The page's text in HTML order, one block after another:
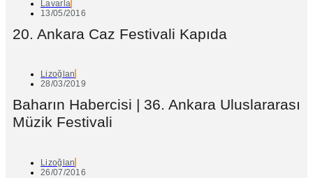
Lavarla
13/05/2016
20. Ankara Caz Festivali Kapıda
Lizoğlan
28/03/2019
Baharın Habercisi | 36. Ankara Uluslararası
Müzik Festivali
Lizoğlan
26/07/2016